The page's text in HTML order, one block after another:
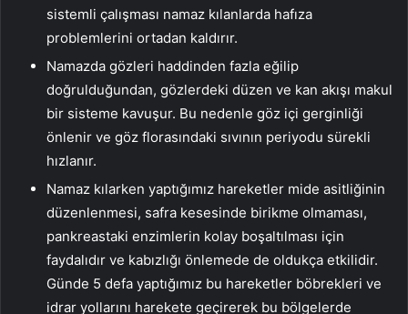
sistemli çalışması namaz kılanlarda hafıza
problemlerini ortadan kaldırır.
Namazda gözleri haddinden fazla eğilip
doğrulduğundan, gözlerdeki düzen ve kan akışı makul
bir sisteme kavuşur. Bu nedenle göz içi gerginliği
önlenir ve göz florasındaki sıvının periyodu sürekli
hızlanır.
Namaz kılarken yaptığımız hareketler mide asitliğinin
düzenlenmesi, safra kesesinde birikme olmaması,
pankreastaki enzimlerin kolay boşaltılması için
faydalıdır ve kabızlığı önlemede de oldukça etkilidir.
Günde 5 defa yaptığımız bu hareketler böbrekleri ve
idrar yollarını harekete geçirerek bu bölgelerde